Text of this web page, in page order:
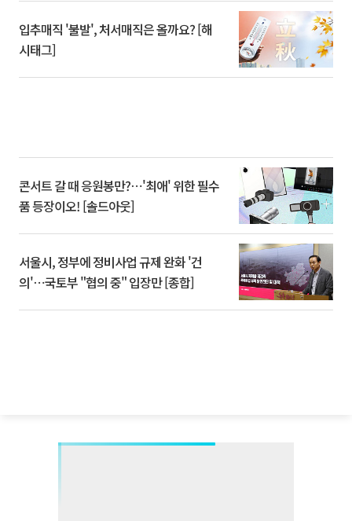
입추매직 '불발', 처서매직은 올까요? [해
시태그]
콘서트 갈 때 응원봉만?⋯'최애' 위한 필수
품 등장이오! [솔드아웃]
서울시, 정부에 정비사업 규제 완화 '건
의'⋯국토부 "협의 중" 입장만 [종합]